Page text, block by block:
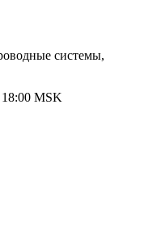
системы,
00 MSK